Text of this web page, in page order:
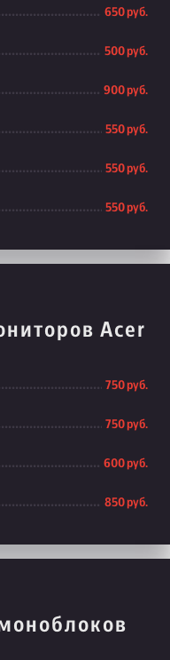
650 руб.
500 руб.
900 руб.
550 руб.
550 руб.
550 руб.
Acer
750 руб.
750 руб.
600 руб.
850 руб.